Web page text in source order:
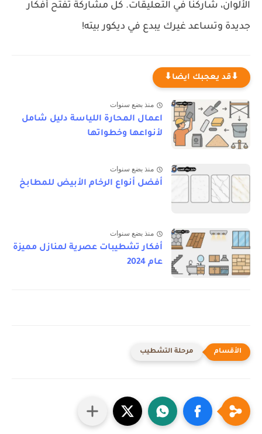
الألوان، شاركنا في التعليقات. كل مشاركة تفتح أفكار
جديدة وتساعد غيرك يبدع في ديكور بيته!
⬇قد يعجبك ايضا⬇
منذ بضع سنوات
اعمال المحارة اللياسة دليل شامل
لأنواعها وخطواتها
منذ بضع سنوات
أفضل أنواع الرخام الأبيض للمطابخ
منذ بضع سنوات
أفكار تشطيبات عصرية لمنازل مميزة
عام 2024
مرحلة التشطيب